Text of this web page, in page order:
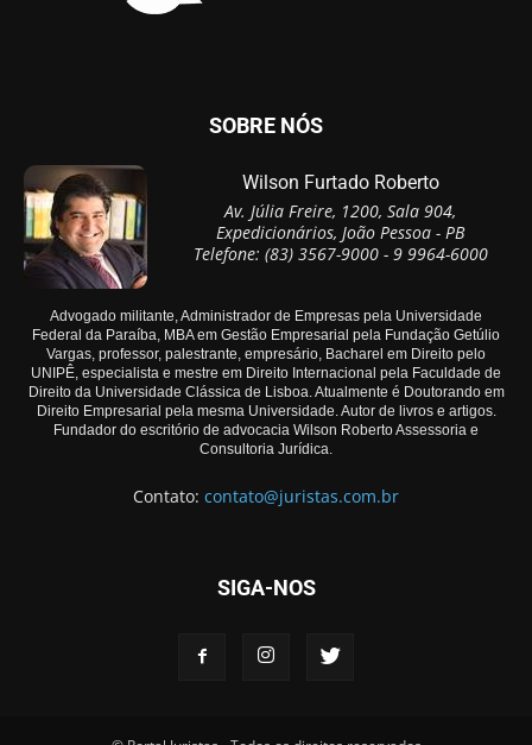
SOBRE NÓS
Wilson Furtado Roberto
Av. Júlia Freire, 1200, Sala 904,
Expedicionários, João Pessoa - PB
Telefone: (83) 3567-9000 - 9 9964-6000
Advogado militante, Administrador de Empresas pela Universidade
Federal da Paraíba, MBA em Gestão Empresarial pela Fundação Getúlio
Vargas, professor, palestrante, empresário, Bacharel em Direito pelo
UNIPÊ, especialista e mestre em Direito Internacional pela Faculdade de
Direito da Universidade Clássica de Lisboa. Atualmente é Doutorando em
Direito Empresarial pela mesma Universidade. Autor de livros e artigos.
Fundador do escritório de advocacia Wilson Roberto Assessoria e
Consultoria Jurídica.
Contato: contato@juristas.com.br
SIGA-NOS